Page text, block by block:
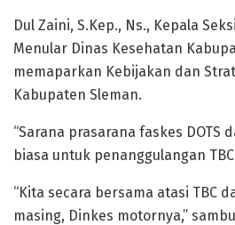
Dul Zaini, S.Kep., Ns., Kepala
Menular Dinas Kesehatan
memaparkan Kebijakan dan
Kabupaten Sleman.
“Sarana prasarana faskes DOTS
biasa untuk penanggulangan
“Kita secara bersama atasi TBC
masing, Dinkes motornya,”